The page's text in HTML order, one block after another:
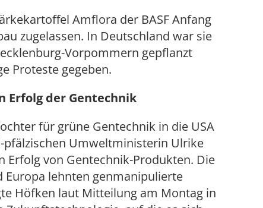
Amflora der BASF Anfang
zugelassen. In Deutschland war sie
Vorpommern gepflanzt
Proteste gegeben.
Erfolg der Gentechnik
für grüne Gentechnik in die USA
Umweltministerin Ulrike
Erfolg von Gentechnik-Produkten. Die
lehnten genmanipulierte
Höfken laut Mitteilung am Montag in